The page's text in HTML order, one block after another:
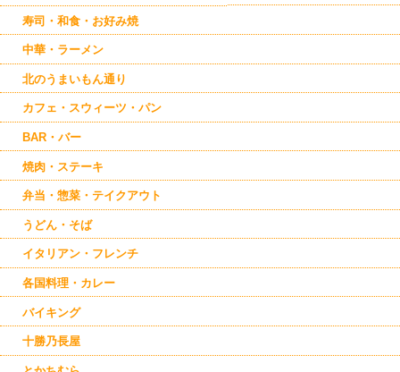
寿司・和食・お好み焼
中華・ラーメン
北のうまいもん通り
カフェ・スウィーツ・パン
BAR・バー
焼肉・ステーキ
弁当・惣菜・テイクアウト
うどん・そば
イタリアン・フレンチ
各国料理・カレー
バイキング
十勝乃長屋